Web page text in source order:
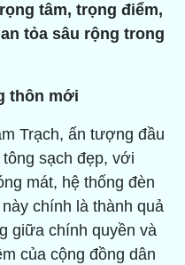
tâm, trọng điểm,
tỏa sâu rộng trong
thôn mới
Trạch, ấn tượng đầu
sạch đẹp, với
mát, hệ thống đèn
chính là thành quả
giữa chính quyền và
của cộng đồng dân